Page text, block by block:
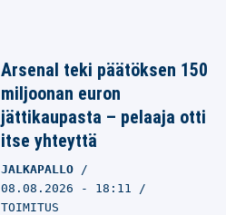
Arsenal teki päätöksen 150
miljoonan euron
jättikaupasta – pelaaja otti
itse yhteyttä
JALKAPALLO
08.08.2026 - 18:11
TOIMITUS